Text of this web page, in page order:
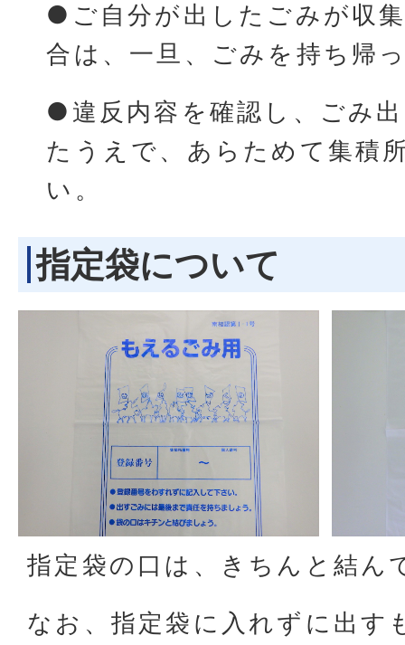
●ご自分が出したごみが収
合は、一旦、ごみを持ち帰
●違反内容を確認し、ごみ
たうえで、あらためて集積
い。
指定袋について
指定袋の口は、きちんと結ん
なお、指定袋に入れずに出す